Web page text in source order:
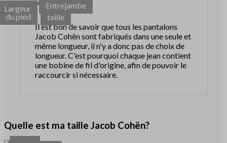
de
taille
Entrejambe
Largeur
du pied
Il est bon de savoir que tous les pantalons
Jacob Cohën sont fabriqués dans une seule et
même longueur, il n'y a donc pas de choix de
longueur. C'est pourquoi chaque jean contient
une bobine de fil d'origine, afin de pouvoir le
raccourcir si nécessaire.
Quelle est ma taille Jacob Cohën?